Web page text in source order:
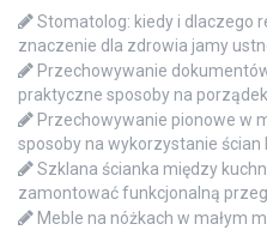
Stomatolog: kiedy i dlaczego
znaczenie dla zdrowia jamy
Przechowywanie
praktyczne sposoby na
Przechowywanie pionowe w
sposoby na wykorzystanie
Szklana ścianka między
zamontować funkcjonalną
Meble na nóżkach w małym